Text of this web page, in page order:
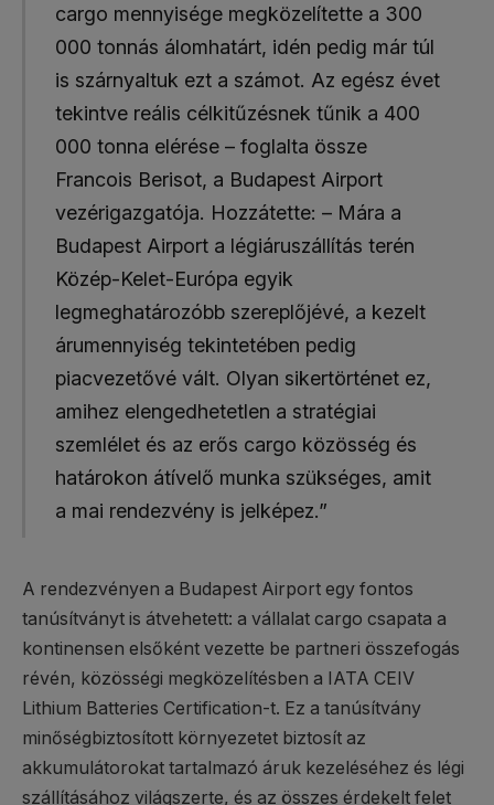
cargo mennyisége megközelítette a 300
000 tonnás álomhatárt, idén pedig már túl
is szárnyaltuk ezt a számot. Az egész évet
tekintve reális célkitűzésnek tűnik a 400
000 tonna elérése – foglalta össze
Francois Berisot, a Budapest Airport
vezérigazgatója. Hozzátette: – Mára a
Budapest Airport a légiáruszállítás terén
Közép-Kelet-Európa egyik
legmeghatározóbb szereplőjévé, a kezelt
árumennyiség tekintetében pedig
piacvezetővé vált. Olyan sikertörténet ez,
amihez elengedhetetlen a stratégiai
szemlélet és az erős cargo közösség és
határokon átívelő munka szükséges, amit
a mai rendezvény is jelképez.”
A rendezvényen a Budapest Airport egy fontos
tanúsítványt is átvehetett: a vállalat cargo csapata a
kontinensen elsőként vezette be partneri összefogás
révén, közösségi megközelítésben a IATA CEIV
Lithium Batteries Certification-t. Ez a tanúsítvány
minőségbiztosított környezetet biztosít az
akkumulátorokat tartalmazó áruk kezeléséhez és légi
szállításához világszerte, és az összes érdekelt felet